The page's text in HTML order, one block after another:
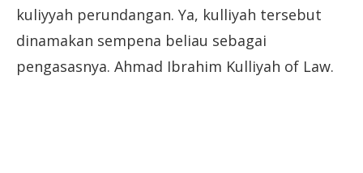
kuliyyah perundangan. Ya, kulliyah tersebut
dinamakan sempena beliau sebagai
pengasasnya. Ahmad Ibrahim Kulliyah of Law.